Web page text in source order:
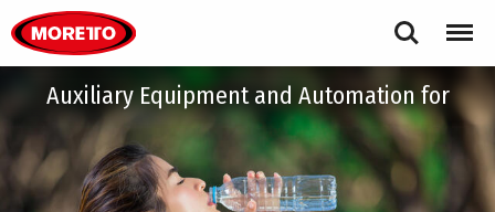
Search Menu
Auxiliary Equipment and Automation for